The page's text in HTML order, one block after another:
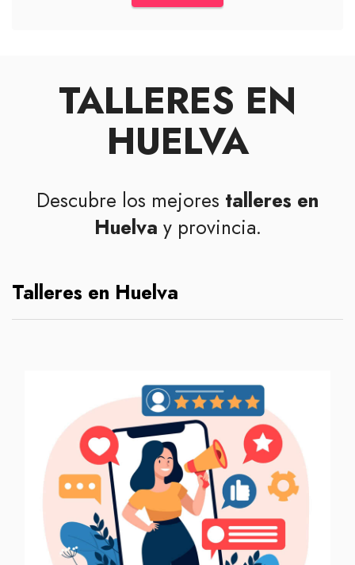
TALLERES EN
HUELVA
Descubre los mejores talleres en
Huelva y provincia.
Talleres en Huelva